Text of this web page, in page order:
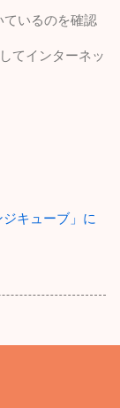
いるのを確認
てインターネッ
キューブ」に